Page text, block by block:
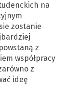
na
zostanie
z
współpracy
z
ideę